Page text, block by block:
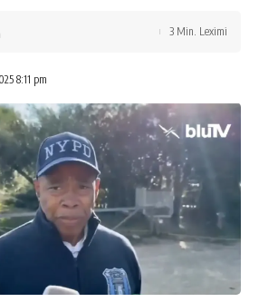
8:11 pm
3 Min. Leximi